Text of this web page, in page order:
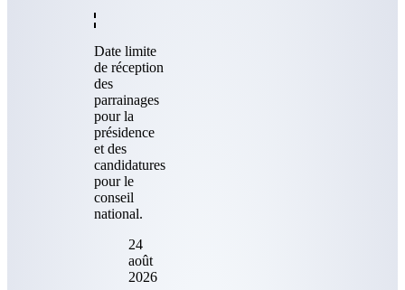
Date limite
de réception
des
parrainages
pour la
présidence
et des
candidatures
pour le
conseil
national.
24
août
2026